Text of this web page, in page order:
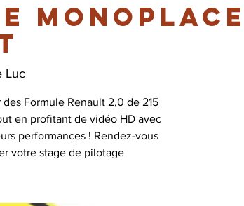
monoplace
Luc
Formule Renault 2,0 de 215
en profitant de vidéo HD avec
performances ! Rendez-vous
votre stage de pilotage